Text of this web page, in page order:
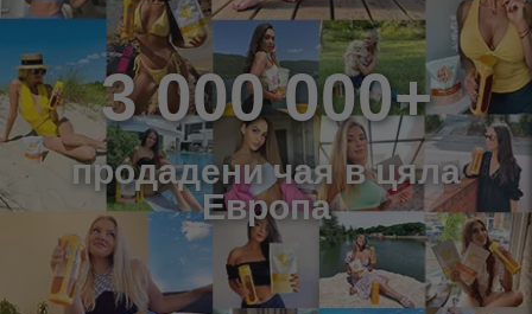
3 000 000+
продадени чая в цяла
Европа